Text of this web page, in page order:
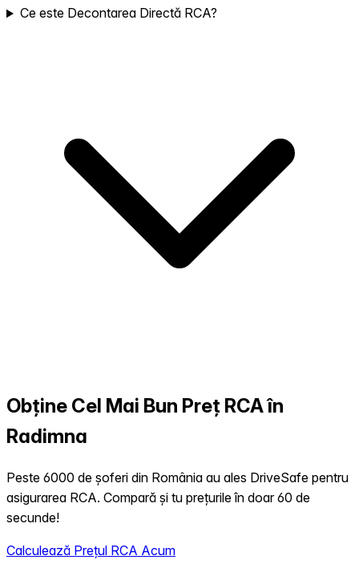
Ce este Decontarea Directă RCA?
Obține Cel Mai Bun Preț RCA în
Radimna
Peste 6000 de șoferi din România au ales DriveSafe pentru
asigurarea RCA. Compară și tu prețurile în doar 60 de
secunde!
Calculează Prețul RCA Acum